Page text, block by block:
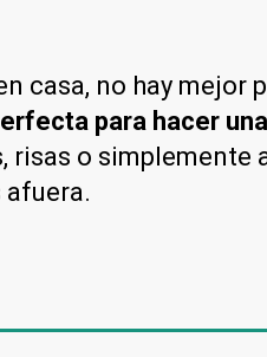
casa, no hay mejor
para hacer
risas o
afuera.